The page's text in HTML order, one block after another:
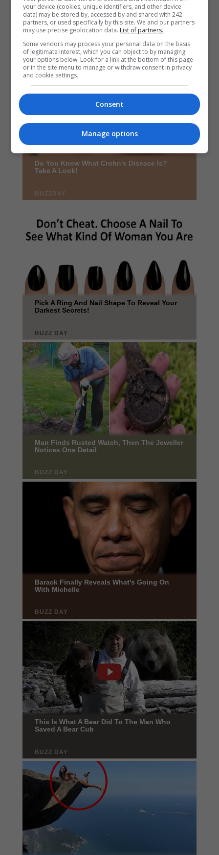
your device (cookies, unique identifiers, and other device
data) may be stored by, accessed by and shared with 242
partners, or used specifically by this site. We and our partners
may use precise geolocation data. List of partners.
Some vendors may process your personal data on the basis
of legitimate interest, which you can object to by managing
your options below. Look for a link at the bottom of this page
or in the site menu to manage or withdraw consent in privacy
and cookie settings.
Consent
Manage options